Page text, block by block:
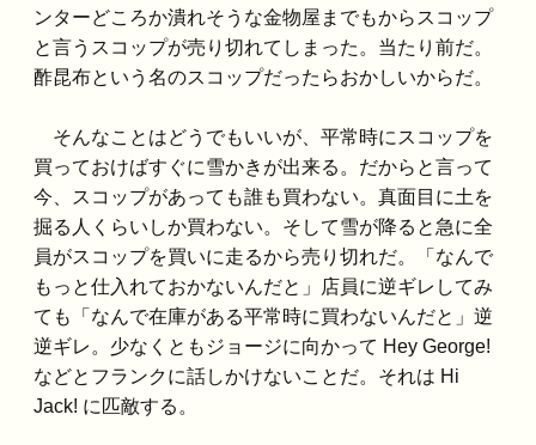
ンターどころか潰れそうな金物屋までもからスコップ
と言うスコップが売り切れてしまった。当たり前だ。
酢昆布という名のスコップだったらおかしいからだ。
そんなことはどうでもいいが、平常時にスコップを
買っておけばすぐに雪かきが出来る。だからと言って
今、スコップがあっても誰も買わない。真面目に土を
掘る人くらいしか買わない。そして雪が降ると急に全
員がスコップを買いに走るから売り切れだ。「なんで
もっと仕入れておかないんだと」店員に逆ギレしてみ
ても「なんで在庫がある平常時に買わないんだと」逆
逆ギレ。少なくともジョージに向かって Hey George!
などとフランクに話しかけないことだ。それは Hi
Jack! に匹敵する。